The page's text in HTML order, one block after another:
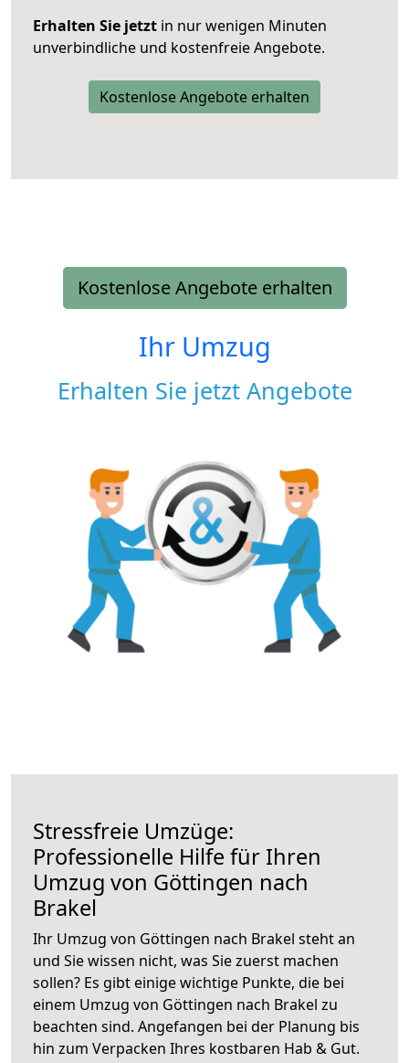
Erhalten Sie jetzt in nur wenigen Minuten
unverbindliche und kostenfreie Angebote.
Kostenlose Angebote erhalten
Kostenlose Angebote erhalten
Ihr Umzug
Erhalten Sie jetzt Angebote
Stressfreie Umzüge:
Professionelle Hilfe für Ihren
Umzug von Göttingen nach
Brakel
Ihr Umzug von Göttingen nach Brakel steht an
und Sie wissen nicht, was Sie zuerst machen
sollen? Es gibt einige wichtige Punkte, die bei
einem Umzug von Göttingen nach Brakel zu
beachten sind. Angefangen bei der Planung bis
hin zum Verpacken Ihres kostbaren Hab & Gut.